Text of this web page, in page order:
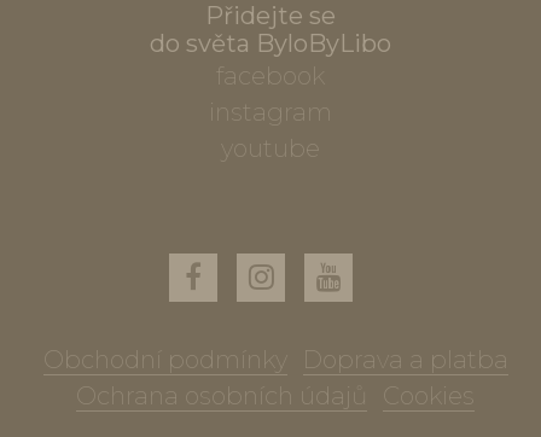
Přidejte se
do světa ByloByLibo
facebook
instagram
youtube
Obchodní podmínky
Doprava a platba
Ochrana osobních údajů
Cookies